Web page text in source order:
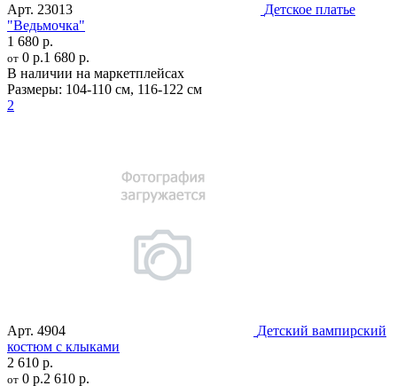
Арт. 23013
Детское платье
"Ведьмочка"
1 680 р.
от 0 р.1 680 р.
В наличии на маркетплейсах
Размеры: 104-110 см, 116-122 см
2
Арт. 4904
Детский вампирский
костюм с клыками
2 610 р.
от 0 р.2 610 р.